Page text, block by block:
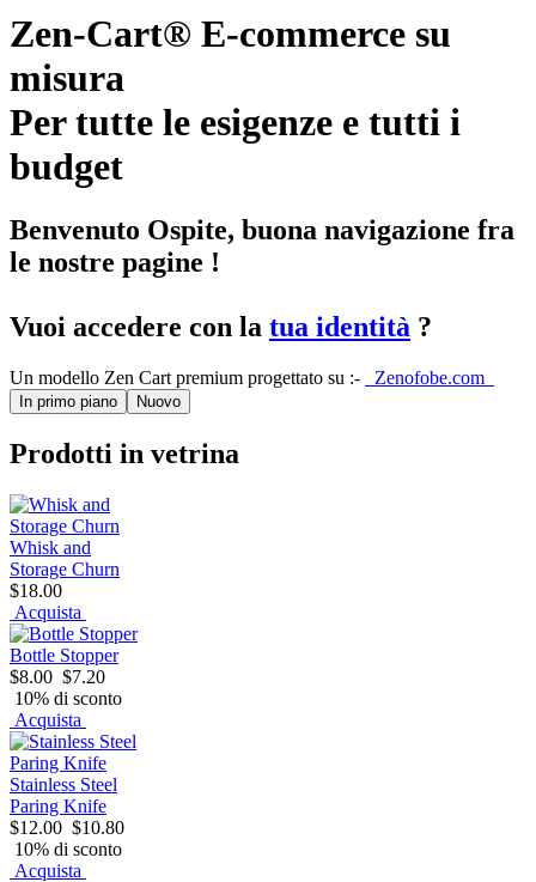
Zen-Cart® E-commerce su
misura
Per tutte le esigenze e tutti i
budget
Benvenuto Ospite, buona navigazione fra
le nostre pagine !
Vuoi accedere con la tua identità ?
Un modello Zen Cart premium progettato su :- Zenofobe.com
In primo piano Nuovo
Prodotti in vetrina
Whisk and
Storage Churn
$18.00
Acquista
Bottle Stopper
$8.00 $7.20
10% di sconto
Acquista
Stainless Steel
Paring Knife
$12.00 $10.80
10% di sconto
Acquista